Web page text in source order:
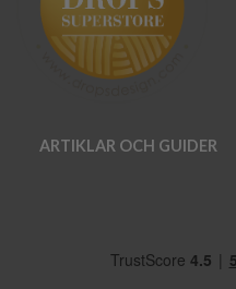
ARTIKLAR OCH GUIDER